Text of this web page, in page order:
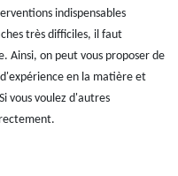
indispensables
très difficiles, il faut
Ainsi, on peut vous proposer de
en la matière et
vous voulez d'autres